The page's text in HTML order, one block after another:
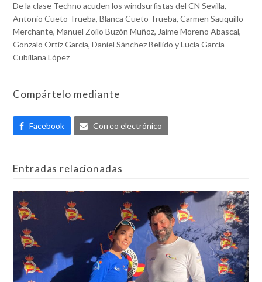
De la clase Techno acuden los windsurfistas del CN Sevilla,
Antonio Cueto Trueba, Blanca Cueto Trueba, Carmen Sauquillo
Merchante, Manuel Zoilo Buzón Muñoz, Jaime Moreno Abascal,
Gonzalo Ortiz García, Daniel Sánchez Bellido y Lucía García-
Cubillana López
Compártelo mediante
Facebook Correo electrónico
Entradas relacionadas